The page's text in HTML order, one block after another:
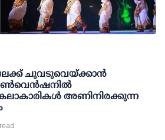
ചുവടുവെയ്ക്കാന്‍
അണിനിരക്കുന്ന